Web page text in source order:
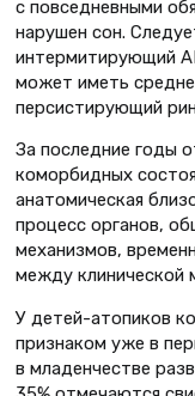
с повседневными
нарушен сон.
интермитирующий
может иметь
персистирующий
За последние годы
коморбидных
анатомическая
процесс органов,
механизмов,
между клинической
У детей-атопиков
признаком уже в
в младенчестве